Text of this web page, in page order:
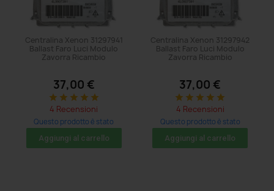
Centralina Xenon 31297941
Ballast Faro Luci Modulo
Zavorra Ricambio
37,00 €
star star star star star
4 Recensioni
Questo prodotto è stato
acquistato: 11 volte
Aggiungi al carrello
Centralina Xenon 31297942
Ballast Faro Luci Modulo
Zavorra Ricambio
37,00 €
star star star star star
4 Recensioni
Questo prodotto è stato
acquistato: 5 volte
Aggiungi al carrello